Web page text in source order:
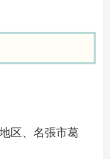
区、名張市葛